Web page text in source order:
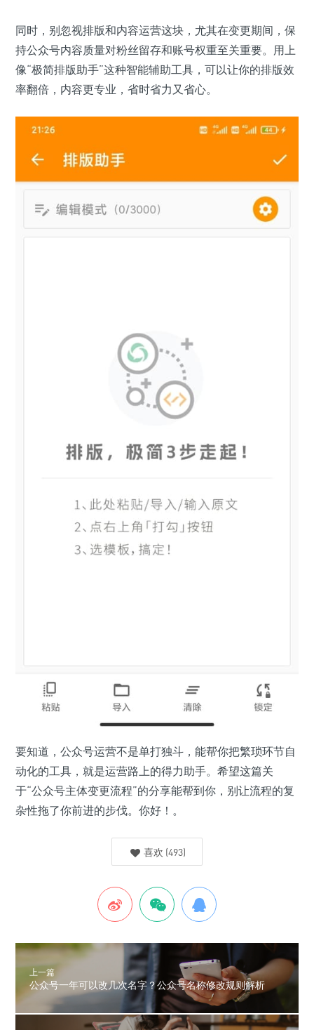
同时，别忽视排版和内容运营这块，尤其在变更期间，保
持公众号内容质量对粉丝留存和账号权重至关重要。用上
像“极简排版助手”这种智能辅助工具，可以让你的排版效
率翻倍，内容更专业，省时省力又省心。
要知道，公众号运营不是单打独斗，能帮你把繁琐环节自
动化的工具，就是运营路上的得力助手。希望这篇关
于“公众号主体变更流程”的分享能帮到你，别让流程的复
杂性拖了你前进的步伐。你好！。
喜欢 (493)
上一篇
公众号一年可以改几次名字？公众号名称修改规则解析